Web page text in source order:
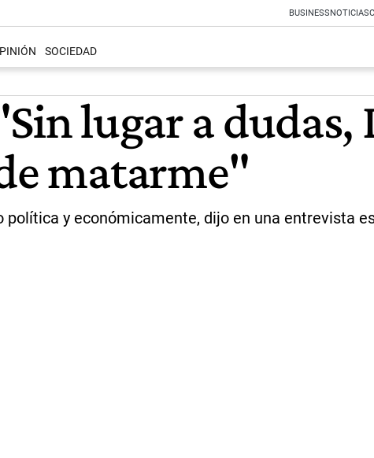
BUSINESSNOTICIAS
SOCIEDAD
lugar a
matarme"
y económicamente, dijo en una entrevista